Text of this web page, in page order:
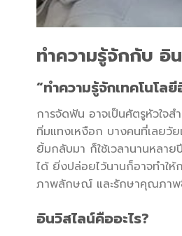
ทำความรู้จักกับ อิ
“ทำความรู้จักเทคโนโล
การจัดฟัน อาจเป็นศัตรูหัวใจ
ทิ่มแทงเหงือก บางคนที่เลยวั
ยิ้มกลับมา ก็ใช้เวลานานหลา
ได้ ยิ่งปล่อยไว้นานก็อาจทำใ
ภาพลักษณ์ และรักษาคุณภาพชี
อินวิสไลน์คืออะไร?